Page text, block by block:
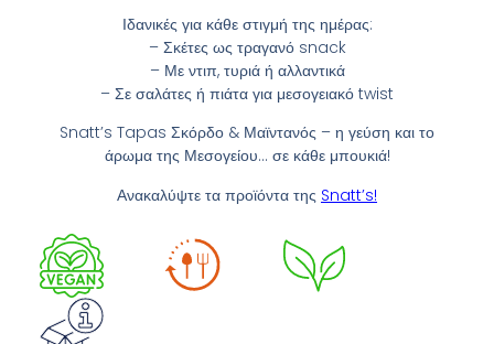
Ιδανικές για κάθε στιγμή της ημέρας:
– Σκέτες ως τραγανό snack
– Με ντιπ, τυριά ή αλλαντικά
– Σε σαλάτες ή πιάτα για μεσογειακό twist
Snatt’s Tapas Σκόρδο & Μαϊντανός – η γεύση και το
άρωμα της Μεσογείου… σε κάθε μπουκιά!
Ανακαλύψτε τα προϊόντα της Snatt’s!